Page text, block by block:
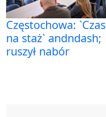
Częstochowa: `Czas
na staż` andndash;
ruszył nabór